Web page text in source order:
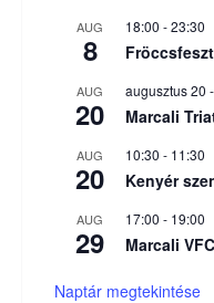
AUG
8
18:00 -23:30
AUG
20
augusztus 20 -
Marcali
AUG
20
10:30 - 11:30
Kenyér
AUG
29
17:00 - 19:00
Marcali
Naptár megtekintése